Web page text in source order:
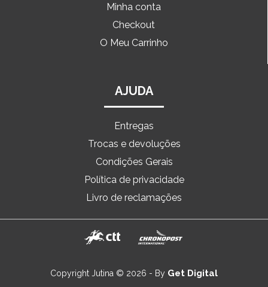
Minha conta
Checkout
O Meu Carrinho
AJUDA
Entregas
Trocas e devoluções
Condições Gerais
Política de privacidade
Livro de reclamações
Copyright Jutina © 2026 - By Get Digital